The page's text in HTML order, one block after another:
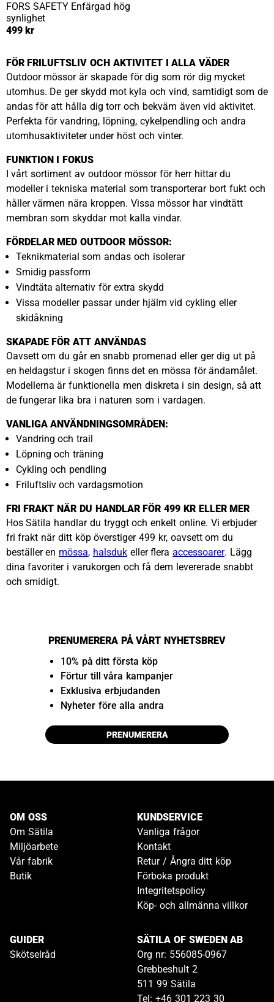
FORS SAFETY Enfärgad hög
synlighet
499 kr
FÖR FRILUFTSLIV OCH AKTIVITET I ALLA VÄDER
Outdoor mössor är skapade för dig som rör dig mycket
utomhus. De ger skydd mot kyla och vind, samtidigt som de
andas för att hålla dig torr och bekväm även vid aktivitet.
Perfekta för vandring, löpning, cykelpendling och andra
utomhusaktiviteter under höst och vinter.
FUNKTION I FOKUS
I vårt sortiment av outdoor mössor för herr hittar du
modeller i tekniska material som transporterar bort fukt och
håller värmen nära kroppen. Vissa mössor har vindtätt
membran som skyddar mot kalla vindar.
FÖRDELAR MED OUTDOOR MÖSSOR:
Teknikmaterial som andas och isolerar
Smidig passform
Vindtäta alternativ för extra skydd
Vissa modeller passar under hjälm vid cykling eller
skidåkning
SKAPADE FÖR ATT ANVÄNDAS
Oavsett om du går en snabb promenad eller ger dig ut på
en heldagstur i skogen finns det en mössa för ändamålet.
Modellerna är funktionella men diskreta i sin design, så att
de fungerar lika bra i naturen som i vardagen.
VANLIGA ANVÄNDNINGSOMRÅDEN:
Vandring och trail
Löpning och träning
Cykling och pendling
Friluftsliv och vardagsmotion
FRI FRAKT NÄR DU HANDLAR FÖR 499 KR ELLER MER
Hos Sätila handlar du tryggt och enkelt online. Vi erbjuder
fri frakt när ditt köp överstiger 499 kr, oavsett om du
beställer en mössa, halsduk eller fleraaccessoarer. Lägg
dina favoriter i varukorgen och få dem levererade snabbt
och smidigt.
PRENUMERERA PÅ VÅRT NYHETSBREV
10% på ditt första köp
Förtur till våra kampanjer
Exklusiva erbjudanden
Nyheter före alla andra
PRENUMERERA
OM OSS
Om Sätila
Miljöarbete
Vår fabrik
Butik
KUNDSERVICE
Vanliga frågor
Kontakt
Retur / Ångra ditt köp
Förboka produkt
Integritetspolicy
Köp- och allmänna villkor
GUIDER
Skötselråd
SÄTILA OF SWEDEN AB
Org nr: 556085-0967
Grebbeshult 2
511 99 Sätila
Tel: +46 301 223 30